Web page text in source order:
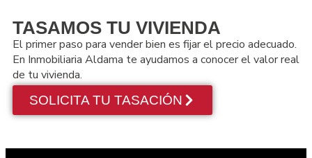
TASAMOS TU VIVIENDA
El primer paso para vender bien es fijar el precio adecuado.
En Inmobiliaria Aldama te ayudamos a conocer el valor real
de tu vivienda.
SOLICITA TU TASACIÓN